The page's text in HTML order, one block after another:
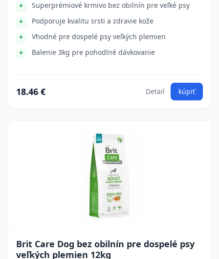
Superprémiové krmivo bez obilnín pre veľké psy
Podporuje kvalitu srsti a zdravie kože
Vhodné pre dospelé psy veľkých plemien
Balenie 3kg pre pohodlné dávkovanie
18.46 € Detail kúpiť
Brit Care Dog bez obilnín pre dospelé psy
veľkých plemien 12kg